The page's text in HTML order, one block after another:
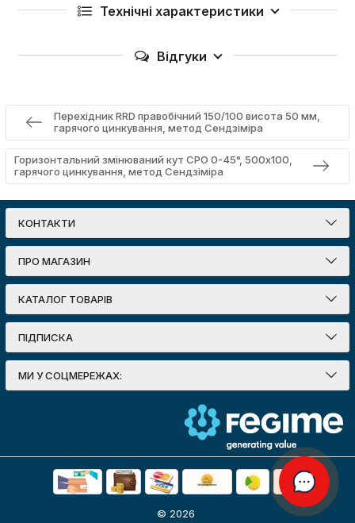
Технічні характеристики
Відгуки
Перехідник RRD правобічний 150/100 висота 50 мм,
гарячого цинкування, метод Сендзіміра
Горизонтальний змінюваний кут СРО 0-45°, 500х100,
гарячого цинкування, метод Сендзіміра
КОНТАКТИ
ПРО МАГАЗИН
КАТАЛОГ ТОВАРІВ
ПІДПИСКА
МИ У СОЦМЕРЕЖАХ:
© 2026